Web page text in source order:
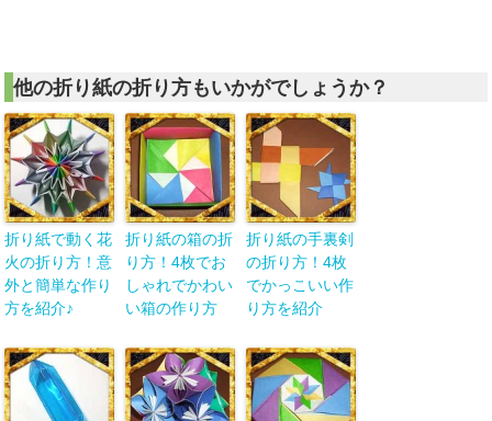
他の折り紙の折り方もいかがでしょうか？
折り紙で動く花
火の折り方！意
外と簡単な作り
方を紹介♪
折り紙の箱の折
り方！4枚でお
しゃれでかわい
い箱の作り方
折り紙の手裏剣
の折り方！4枚
でかっこいい作
り方を紹介